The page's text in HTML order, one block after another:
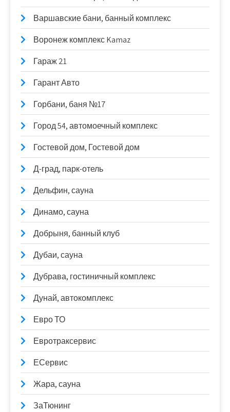
Варшавские бани, банный комплекс
Воронеж комплекс Kamaz
Гараж 21
Гарант Авто
Горбани, баня №17
Город 54, автомоечный комплекс
Гостевой дом, Гостевой дом
Д-град, парк-отель
Дельфин, сауна
Динамо, сауна
Добрыня, банный клуб
Дубаи, сауна
Дубрава, гостиничный комплекс
Дунай, автокомплекс
Евро ТО
Евротраксервис
ЕСервис
Жара, сауна
ЗаТюнинг